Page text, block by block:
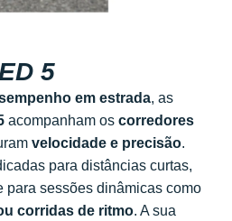
5
em estrada, as
acompanham os corredores
velocidade e precisão.
para distâncias curtas,
para sessões dinâmicas como
corridas de ritmo. A sua